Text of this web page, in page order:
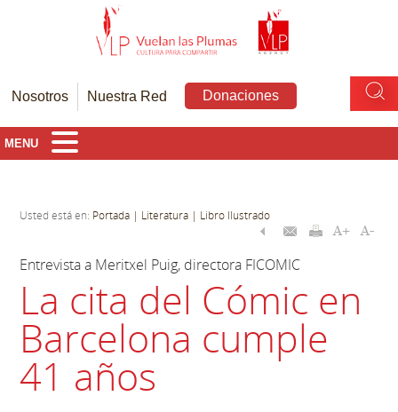
Nosotros Nuestra Red Donaciones
MENU
Usted está en: Portada | Literatura | Libro Ilustrado
Entrevista a Meritxel Puig, directora FICOMIC
La cita del Cómic en
Barcelona cumple
41 años